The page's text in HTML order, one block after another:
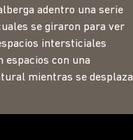
adentro una serie
se giraron para ver
intersticiales
espacios con una
mientras se desplaza